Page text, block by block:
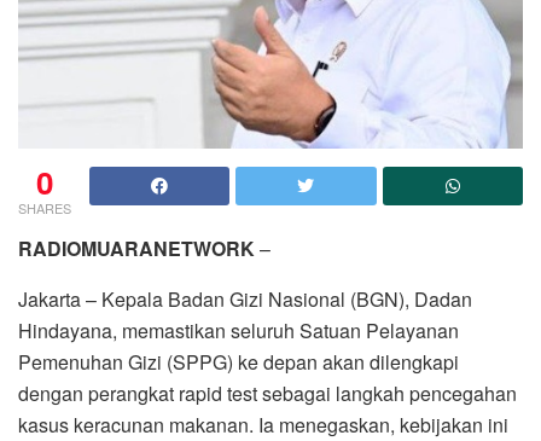
0
SHARES
RADIOMUARANETWORK–
Jakarta – Kepala Badan Gizi Nasional (BGN), Dadan
Hindayana, memastikan seluruh Satuan Pelayanan
Pemenuhan Gizi (SPPG) ke depan akan dilengkapi
dengan perangkat rapid test sebagai langkah pencegahan
kasus keracunan makanan. Ia menegaskan, kebijakan ini